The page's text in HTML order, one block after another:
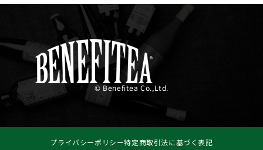
© Benefitea Co.,Ltd.
プライバシーポリシー特定商取引法に基づく表記